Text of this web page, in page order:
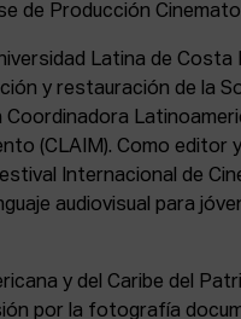
de Producción
Latina de Costa
y restauración de la
Coordinadora
(CLAIM). Como editor
Internacional de
audiovisual para
y del Caribe del
por la fotografía